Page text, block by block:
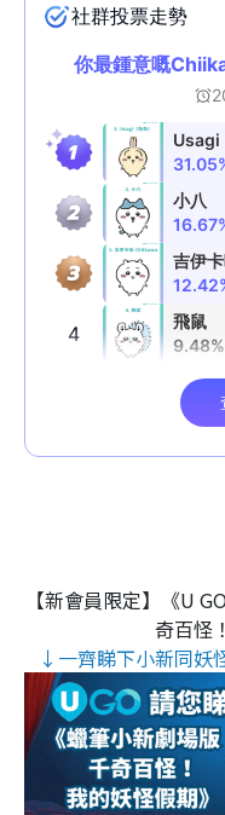
【新會員限定】《U
奇百怪
↓一齊睇下小新同妖